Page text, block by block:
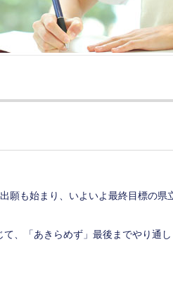
願も始まり、いよいよ最終目標の県
、「あきらめず」最後までやり通し